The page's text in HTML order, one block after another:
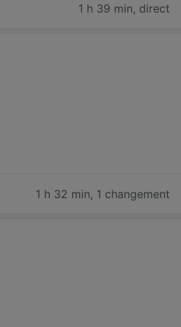
1 h 39 min, direct
1 h 32 min, 1 changement